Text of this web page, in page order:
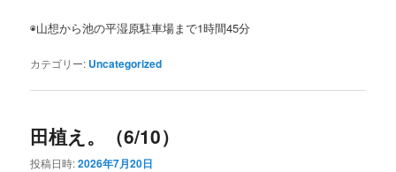
◉山想から池の平湿原駐車場まで1時間45分
カテゴリー: Uncategorized
田植え。（6/10）
投稿日時:2026年7月20日